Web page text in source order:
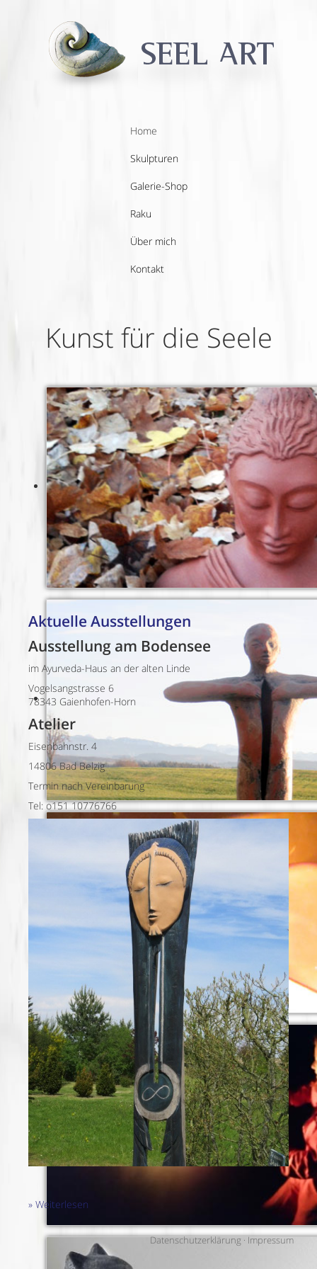
Home
Skulpturen
Galerie-Shop
Raku
Über mich
Kontakt
Kunst für die Seele
Aktuelle Ausstellungen
Ausstellung am Bodensee
im Ayurveda-Haus an der alten Linde
Vogelsangstrasse 6
78343 Gaienhofen-Horn
Atelier
Eisenbahnstr. 4
14806 Bad Belzig
Termin nach Vereinbarung
Tel: o151 10776766
» Weiterlesen
Datenschutzerklärung · Impressum